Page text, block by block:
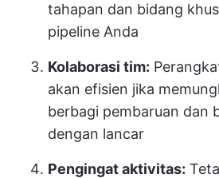
tahapan dan bidang
pipeline Anda
Kolaborasi tim:
akan efisien jika
berbagi pembaruan dan
dengan lancar
Pengingat aktivitas: